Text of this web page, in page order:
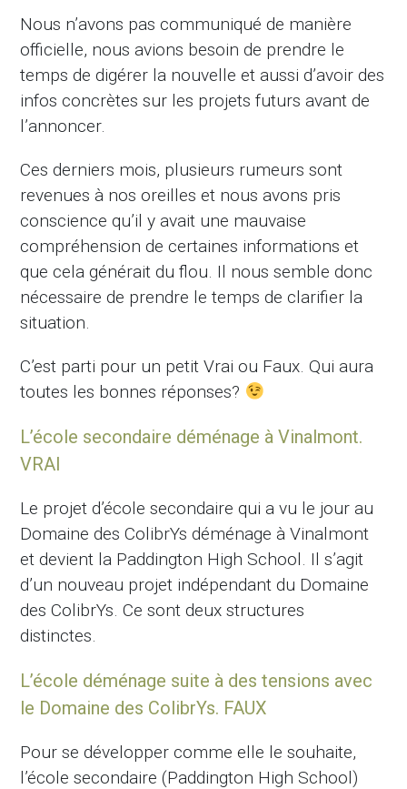
Nous n’avons pas communiqué de manière
officielle, nous avions besoin de prendre le
temps de digérer la nouvelle et aussi d’avoir des
infos concrètes sur les projets futurs avant de
l’annoncer.
Ces derniers mois, plusieurs rumeurs sont
revenues à nos oreilles et nous avons pris
conscience qu’il y avait une mauvaise
compréhension de certaines informations et
que cela générait du flou. Il nous semble donc
nécessaire de prendre le temps de clarifier la
situation.
C’est parti pour un petit Vrai ou Faux. Qui aura
toutes les bonnes réponses?
L’école secondaire déménage à Vinalmont.
VRAI
Le projet d’école secondaire qui a vu le jour au
Domaine des ColibrYs déménage à Vinalmont
et devient la Paddington High School. Il s’agit
d’un nouveau projet indépendant du Domaine
des ColibrYs. Ce sont deux structures
distinctes.
L’école déménage suite à des tensions avec
le Domaine des ColibrYs. FAUX
Pour se développer comme elle le souhaite,
l’école secondaire (Paddington High School)